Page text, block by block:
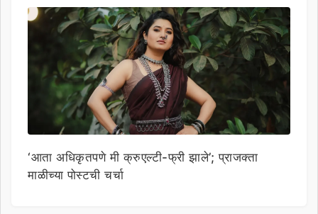
‘आता अधिकृतपणे मी क्रुएल्टी-फ्री झाले’; प्राजक्ता
माळीच्या पोस्टची चर्चा